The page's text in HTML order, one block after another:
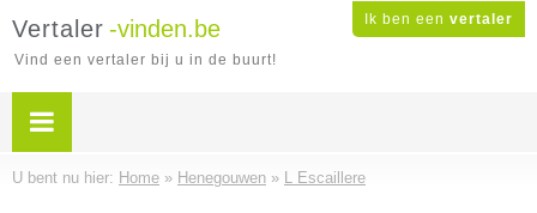
Ik ben een vertaler
Vertaler -vinden.be
Vind een vertaler bij u in de buurt!
U bent nu hier: Home » Henegouwen » L Escaillere